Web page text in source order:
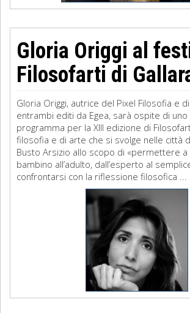
Gloria Origgi al
Filosofarti di
Gloria Origgi, autrice del Pixel Filosofia e
entrambi editi da Egea, sarà ospite di uno
programma per la XIII edizione di
filosofia e di arte che si svolge nelle città
Busto Arsizio allo scopo di «permettere a
bambino all’adulto, dall’esperto al
confrontarsi con la riflessione filosofica ...